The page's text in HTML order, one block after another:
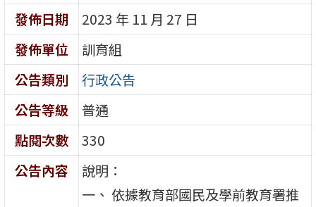
發佈日期
2023 年 11 月 27 日
發佈單位
訓育組
公告類別
行政公告
公告等級
普通
點閱次數
330
公告內容
說明：
一、 依據教育部國民及學前教育署推